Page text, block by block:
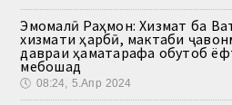
Эмомалӣ Раҳмон: Хизмат ба
хизмати ҳарбӣ, мактаби
давраи ҳаматарафа обутоб
мебошад
🕔 08:24, 5.Апр 2024